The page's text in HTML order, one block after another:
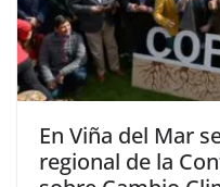
En Viña del Mar
regional de la